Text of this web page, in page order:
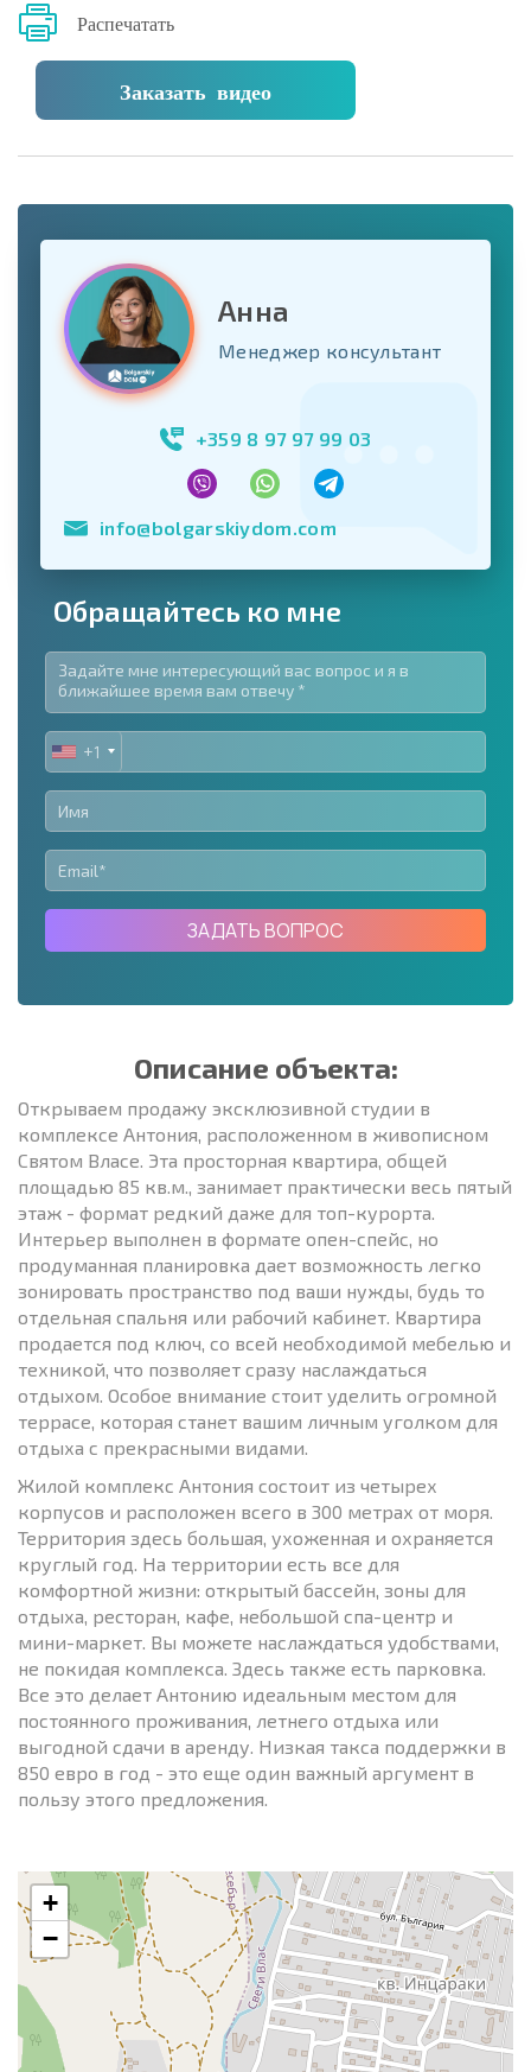
Распечатать
Заказать видео
Анна
Менеджер консультант
+359 8 97 97 99 03
info@bolgarskiydom.com
Обращайтесь ко мне
UNITED
STATES
+1
+1
ЗАДАТЬ ВОПРОС
Описание объекта:
Открываем продажу эксклюзивной студии в
комплексе Антония, расположенном в живописном
Святом Власе. Эта просторная квартира, общей
площадью 85 кв.м., занимает практически весь пятый
этаж - формат редкий даже для топ-курорта.
Интерьер выполнен в формате опен-спейс, но
продуманная планировка дает возможность легко
зонировать пространство под ваши нужды, будь то
отдельная спальня или рабочий кабинет. Квартира
продается под ключ, со всей необходимой мебелью и
техникой, что позволяет сразу наслаждаться
отдыхом. Особое внимание стоит уделить огромной
террасе, которая станет вашим личным уголком для
отдыха с прекрасными видами.
Жилой комплекс Антония состоит из четырех
корпусов и расположен всего в 300 метрах от моря.
Территория здесь большая, ухоженная и охраняется
круглый год. На территории есть все для
комфортной жизни: открытый бассейн, зоны для
отдыха, ресторан, кафе, небольшой спа-центр и
мини-маркет. Вы можете наслаждаться удобствами,
не покидая комплекса. Здесь также есть парковка.
Все это делает Антонию идеальным местом для
постоянного проживания, летнего отдыха или
выгодной сдачи в аренду. Низкая такса поддержки в
850 евро в год - это еще один важный аргумент в
пользу этого предложения.
+
−